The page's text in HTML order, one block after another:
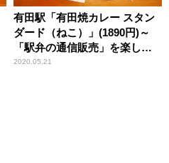
有田駅「有田焼カレー スタン
ダード（ねこ）」(1890円)～
「駅弁の通信販売」を楽しも
う！ 我が家で旅気分！(vol.6有
2020.05.21